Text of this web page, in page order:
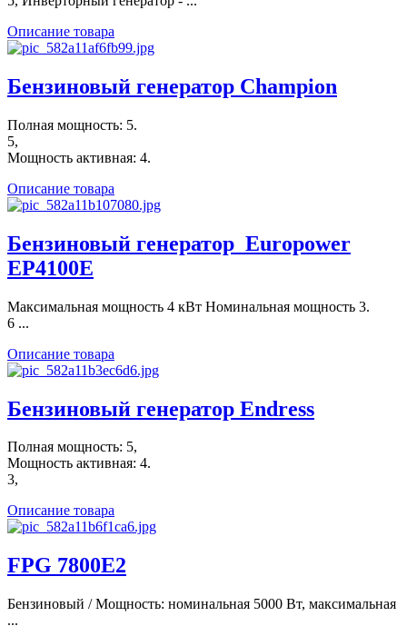
Описание товара
Бензиновый генератор Champion
Полная мощность: 5.
5,
Мощность активная: 4.
Описание товара
Бензиновый генератор_Europower
EP4100E
Максимальная мощность 4 кВт Номинальная мощность 3.
6 ...
Описание товара
Бензиновый генератор Endress
Полная мощность: 5,
Мощность активная: 4.
3,
Описание товара
FPG 7800E2
Бензиновый / Мощность: номинальная 5000 Вт, максимальная
...